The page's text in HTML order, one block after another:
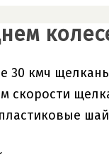
30 кмч
скорости